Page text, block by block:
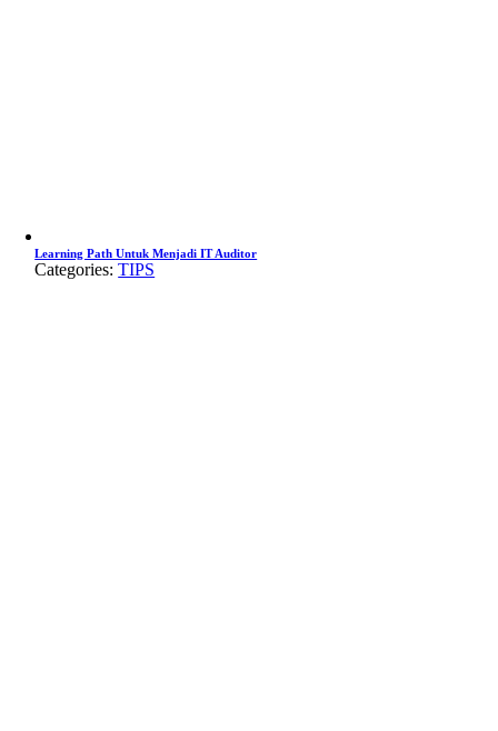
Learning Path Untuk Menjadi IT Auditor
Categories:TIPS